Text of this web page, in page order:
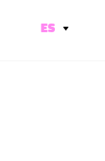
ES